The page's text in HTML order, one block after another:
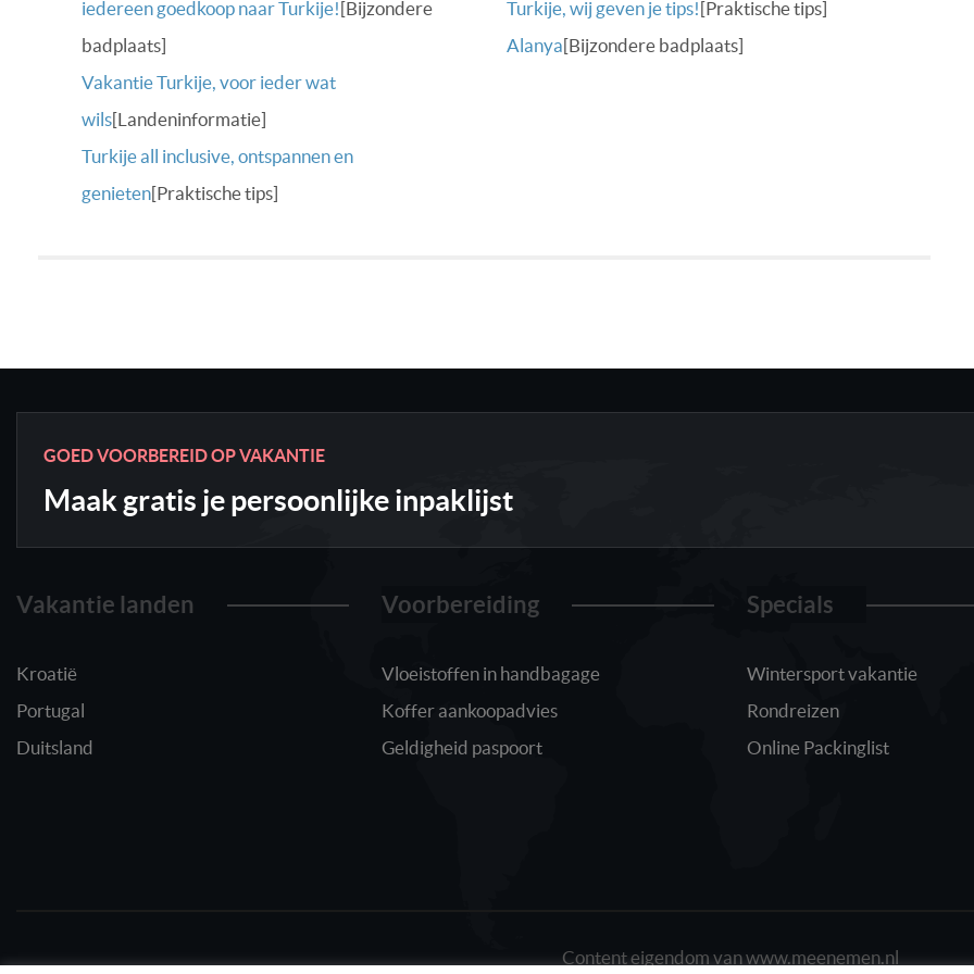
iedereen goedkoop naar Turkije![Bijzondere
badplaats]
Vakantie Turkije, voor ieder wat
wils[Landeninformatie]
Turkije all inclusive, ontspannen en
genieten[Praktische tips]
Turkije, wij geven je tips![Praktische tips]
Alanya[Bijzondere badplaats]
GOED VOORBEREID OP VAKANTIE
Maak gratis je persoonlijke inpaklijst
Vakantie landen
Kroatië
Portugal
Duitsland
Voorbereiding
Vloeistoffen in handbagage
Koffer aankoopadvies
Geldigheid paspoort
Specials
Wintersport vakantie
Rondreizen
Online Packinglist
Content eigendom van www.meenemen.nl